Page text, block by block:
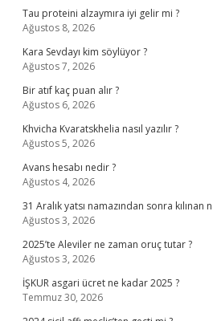
Tau proteini alzaymıra iyi gelir mi ?
Ağustos 8, 2026
Kara Sevdayı kim söylüyor ?
Ağustos 7, 2026
Bir atıf kaç puan alır ?
Ağustos 6, 2026
Khvicha Kvaratskhelia nasıl yazılır ?
Ağustos 5, 2026
Avans hesabı nedir ?
Ağustos 4, 2026
31 Aralık yatsı namazından sonra kılınan
Ağustos 3, 2026
2025’te Aleviler ne zaman oruç tutar ?
Ağustos 3, 2026
İŞKUR asgari ücret ne kadar 2025 ?
Temmuz 30, 2026